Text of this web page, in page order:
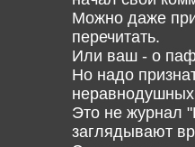
Можно даже
перечитать.
Или ваш - о
Но надо
Это не журнал
заглядывают